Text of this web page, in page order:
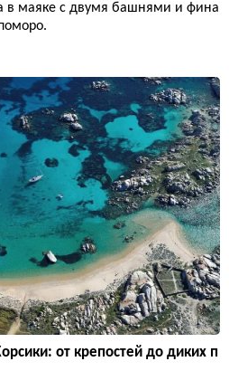
в маяке с двумя башнями и фина
от крепостей до диких п